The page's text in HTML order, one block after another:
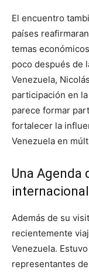
El encuentro
países
temas
poco después de
Venezuela,
participación en
parece formar
fortalecer la
Venezuela en
Una Agenda
internacional
Además de su
recientemente
Venezuela.
representantes